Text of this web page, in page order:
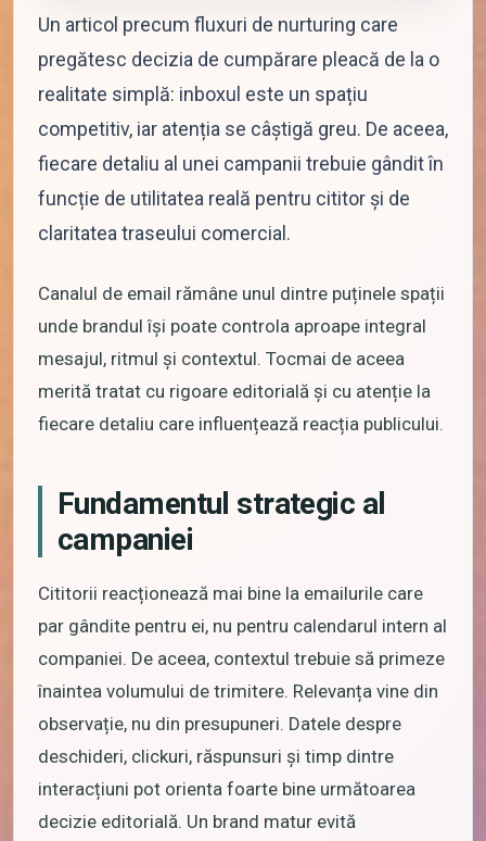
Un articol precum fluxuri de nurturing care
pregătesc decizia de cumpărare pleacă de la o
realitate simplă: inboxul este un spațiu
competitiv, iar atenția se câștigă greu. De aceea,
fiecare detaliu al unei campanii trebuie gândit în
funcție de utilitatea reală pentru cititor și de
claritatea traseului comercial.
Canalul de email rămâne unul dintre puținele spații
unde brandul își poate controla aproape integral
mesajul, ritmul și contextul. Tocmai de aceea
merită tratat cu rigoare editorială și cu atenție la
fiecare detaliu care influențează reacția publicului.
Fundamentul strategic al
campaniei
Cititorii reacționează mai bine la emailurile care
par gândite pentru ei, nu pentru calendarul intern al
companiei. De aceea, contextul trebuie să primeze
înaintea volumului de trimitere. Relevanța vine din
observație, nu din presupuneri. Datele despre
deschideri, clickuri, răspunsuri și timp dintre
interacțiuni pot orienta foarte bine următoarea
decizie editorială. Un brand matur evită